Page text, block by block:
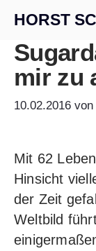
HORST
mir zu
10.02.2016 von
Mit 62
Hinsicht
der Zeit
Weltbild